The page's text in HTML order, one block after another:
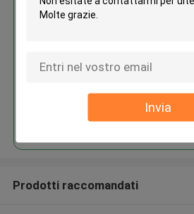
Invia
Tappeto che
Continua
Prodotti raccomandati